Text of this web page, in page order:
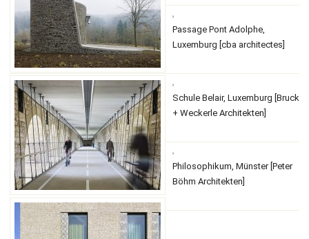
Passage Pont Adolphe,
Luxemburg [cba architectes]
Schule Belair, Luxemburg [Bruck
+ Weckerle Architekten]
Philosophikum, Münster [Peter
Böhm Architekten]